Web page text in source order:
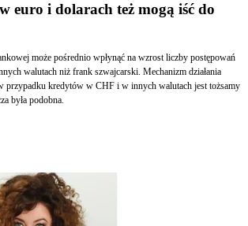
euro i dolarach też mogą iść do
może pośrednio wpłynąć na wzrost liczby postępowań
walutach niż frank szwajcarski. Mechanizm działania
przypadku kredytów w CHF i w innych walutach jest tożsamy
była podobna.